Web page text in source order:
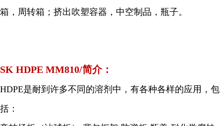
箱，周转箱；挤出吹塑容器，中空制品，瓶子。
SK HDPE MM810/简介：
HDPE是耐到许多不同的溶剂中，有各种各样的应用，包
括：